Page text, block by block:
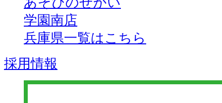
学園南店
兵庫県一覧はこちら
採用情報